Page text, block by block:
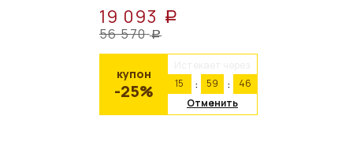
19 093 a
56 570 a
купон
-25%
15
59
46
Отменить